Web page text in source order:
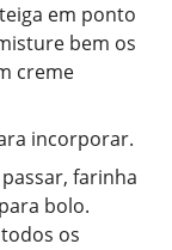
em ponto
bem os
creme
incorporar.
farinha
bolo.
os